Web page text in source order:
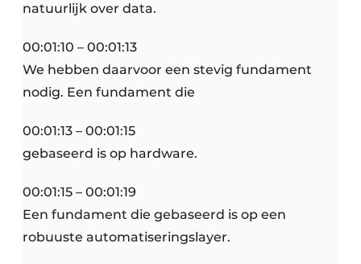
natuurlijk over data.
00:01:10 – 00:01:13
We hebben daarvoor een stevig fundament
nodig. Een fundament die
00:01:13 – 00:01:15
gebaseerd is op hardware.
00:01:15 – 00:01:19
Een fundament die gebaseerd is op een
robuuste automatiseringslayer.